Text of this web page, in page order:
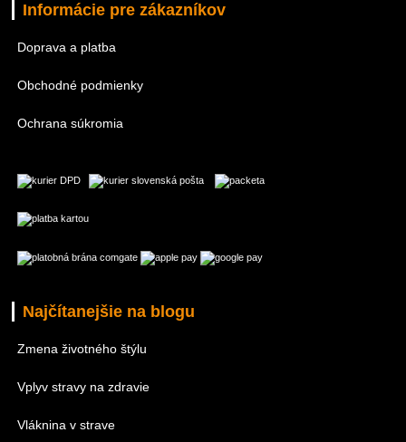
Informácie pre zákazníkov
Doprava a platba
Obchodné podmienky
Ochrana súkromia
Najčítanejšie na blogu
Zmena životného štýlu
Vplyv stravy na zdravie
Vláknina v strave